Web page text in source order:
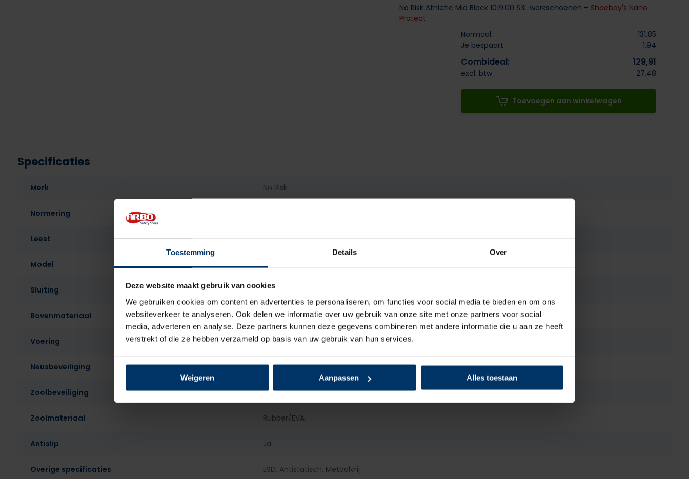
Toestemming Details Over
Deze website maakt gebruik van cookies
We gebruiken cookies om content en advertenties te personaliseren, om functies voor social media te bieden en om ons
websiteverkeer te analyseren. Ook delen we informatie over uw gebruik van onze site met onze partners voor social
media, adverteren en analyse. Deze partners kunnen deze gegevens combineren met andere informatie die u aan ze heeft
verstrekt of die ze hebben verzameld op basis van uw gebruik van hun services.
Weigeren Aanpassen Alles toestaan
No Risk Athletic Mid Black 1019.00 S3L werkschoenen + Shoeboy's Nano
Protect
Normaal:
131,85
Je bespaart
1,94
Combideal: 129,91
excl. btw 27,48
Toevoegen aan winkelwagen
Specificaties
Merk No Risk
Normering
Leest Dames, Heren
Model Hoog
Sluiting Veter
Bovenmateriaal Textiel
Voering Mesh
Neusbeveiliging Kunststof
Zoolbeveiliging Kunststof
Zoolmateriaal Rubber/EVA
Antislip Ja
Overige specificaties ESD, Antistatisch, Metaalvrij